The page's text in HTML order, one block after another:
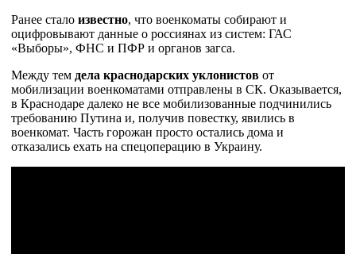
Ранее стало известно, что военкоматы собирают и
оцифровывают данные о россиянах из систем: ГАС
«Выборы», ФНС и ПФР и органов загса.
Между тем дела краснодарских уклонистов от
мобилизации военкоматами отправлены в СК. Оказывается,
в Краснодаре далеко не все мобилизованные подчинились
требованию Путина и, получив повестку, явились в
военкомат. Часть горожан просто остались дома и
отказались ехать на спецоперацию в Украину.